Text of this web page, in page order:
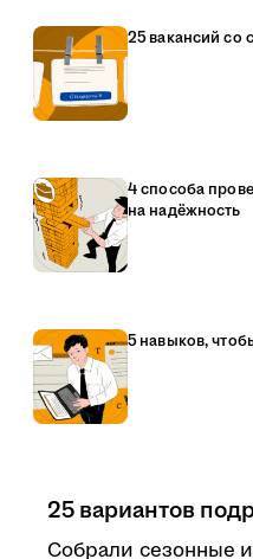
25 вакансий
4 способа
на надёжность
5 навыков,
25 вариантов
Собрали сезонные